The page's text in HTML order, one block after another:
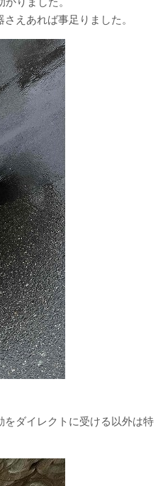
えあれば事足りました。
ダイレクトに受ける以外は特